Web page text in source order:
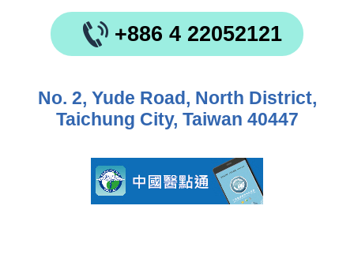
+886 4 22052121
No. 2, Yude Road, North District,
Taichung City, Taiwan 40447